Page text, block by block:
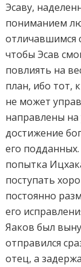
Эсаву,
пониманием
отличавшимся
чтобы Эсав
повлиять на
план, ибо тот,
не может
направлены на
достижение
его
попытка
поступать
постоянно
его
Яаков был
отправился
отец, а